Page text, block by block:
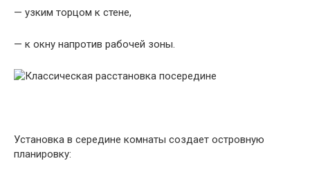
— узким торцом к стене,
— к окну напротив рабочей зоны.
Установка в середине комнаты создает островную
планировку: